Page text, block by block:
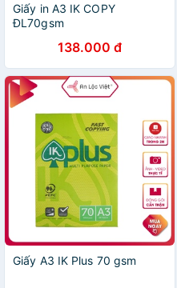
Giấy in A3 IK COPY
ĐL70gsm
138.000 đ
Giấy A3 IK Plus 70 gsm